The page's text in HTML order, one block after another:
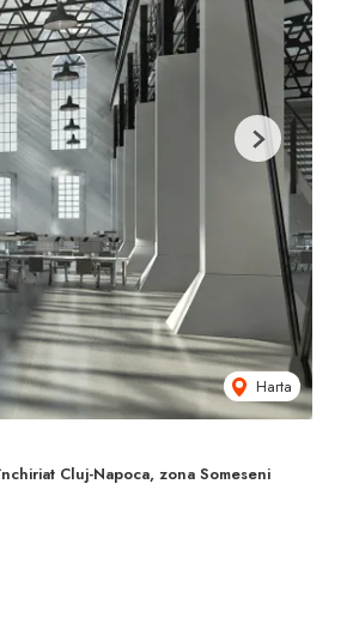
Harta
Next
Cluj-Napoca, zona Someseni